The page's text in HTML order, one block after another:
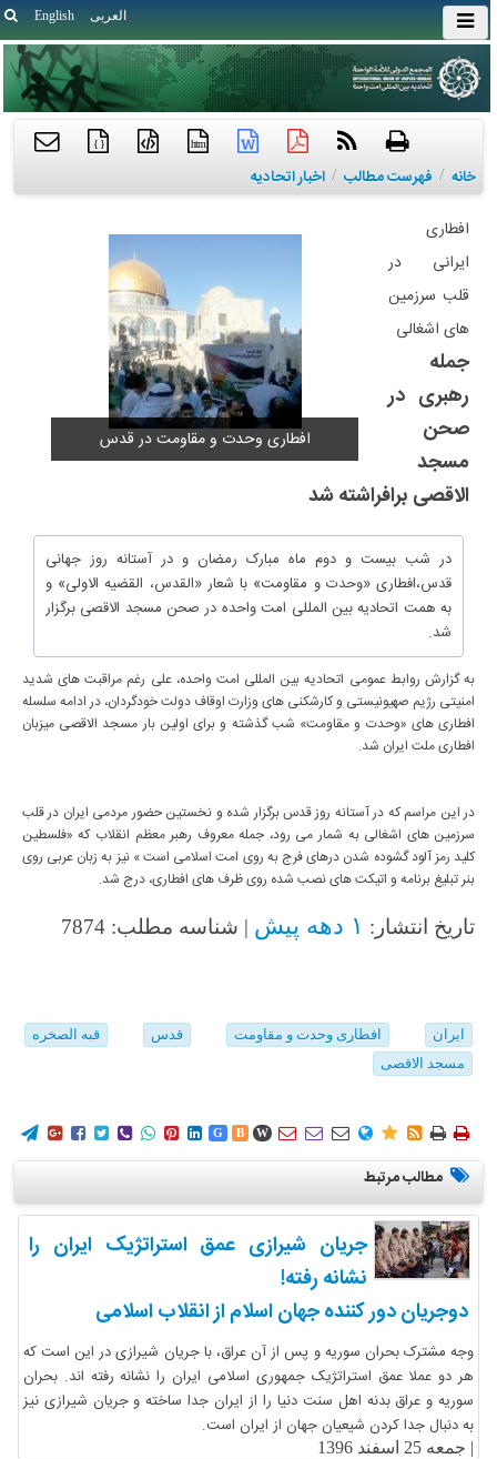
English العربی
htm
{ }
خانه / فهرست مطالب / اخبار اتحادیه
افطاری وحدت و مقاومت در قدس
افطاری
ایرانی در
قلب سرزمین
های اشغالی
جمله
رهبری در
صحن
مسجد
الاقصی برافراشته شد
در شب بیست و دوم ماه مبارک رمضان و در آستانه روز جهانی
قدس،افطاری «وحدت و مقاومت» با شعار «القدس، القضیه الاولی» و
به همت اتحادیه بین المللی امت واحده در صحن مسجد الاقصی برگزار
شد.
به گزارش روابط عمومی اتحادیه بین المللی امت واحده، علی رغم مراقبت های شدید
امنیتی رژیم صهیونیستی و کارشکنی های وزارت اوقاف دولت خودگردان، در ادامه سلسله
افطاری های «وحدت و مقاومت» شب گذشته و برای اولین بار مسجد الاقصی میزبان
افطاری ملت ایران شد.
در این مراسم که در آستانه روز قدس برگزار شده و نخستین حضور مردمی ایران در قلب
سرزمین های اشغالی به شمار می رود، جمله معروف رهبر معظم انقلاب که «فلسطین
کلید رمز آلود گشوده شدن درهای فرج به روی امت اسلامی است » نیز به زبان عربی روی
بنر تبلیغ برنامه و اتیکت های نصب شده روی ظرف های افطاری، درج شد.
تاریخ انتشار: ۱ دهه پیش | شناسه مطلب: 7874
ایران افطاری وحدت و مقاومت قدس
قبه الصخره
مسجد الاقصی
        G B W        
مطالب مرتبط
جریان شیرازی عمق استراتژیک ایران را
نشانه رفته!
دوجریان دور کننده جهان اسلام از انقلاب اسلامی
وجه مشترک بحران سوریه و پس از آن عراق، با جریان شیرازی در این است که
هر دو عملا عمق استراتژیک جمهوری اسلامی ایران را نشانه رفته اند. بحران
سوریه و عراق بدنه اهل سنت دنیا را از ایران جدا ساخته و جریان شیرازی نیز
به دنبال جدا کردن شیعیان جهان از ایران است.
جمعه 25 اسفند 1396